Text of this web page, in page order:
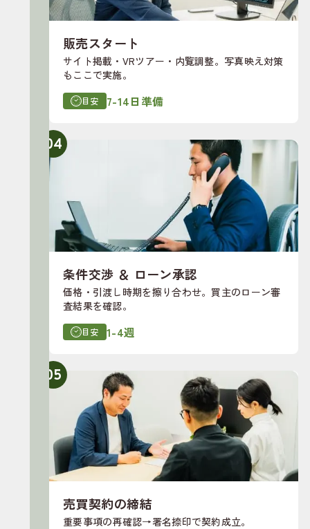
販売スタート
サイト掲載・VRツアー・内覧調整。写真映え対策
もここで実施。
目安 7-14日準備
04
条件交渉 ＆ ローン承認
価格・引渡し時期を擦り合わせ。買主のローン審
査結果を確認。
目安 1-4週
05
売買契約の締結
重要事項の再確認→署名捺印で契約成立。